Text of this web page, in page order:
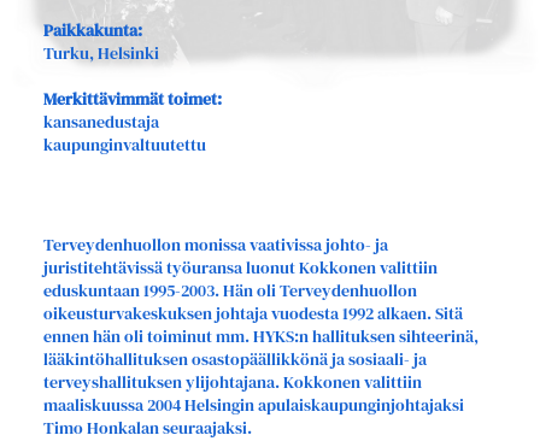
Paikkakunta:
Turku, Helsinki
Merkittävimmät toimet:
kansanedustaja
kaupunginvaltuutettu
Terveydenhuollon monissa vaativissa johto- ja
juristitehtävissä työuransa luonut Kokkonen valittiin
eduskuntaan 1995-2003. Hän oli Terveydenhuollon
oikeusturvakeskuksen johtaja vuodesta 1992 alkaen. Sitä
ennen hän oli toiminut mm. HYKS:n hallituksen sihteerinä,
lääkintöhallituksen osastopäällikkönä ja sosiaali- ja
terveyshallituksen ylijohtajana. Kokkonen valittiin
maaliskuussa 2004 Helsingin apulaiskaupunginjohtajaksi
Timo Honkalan seuraajaksi.